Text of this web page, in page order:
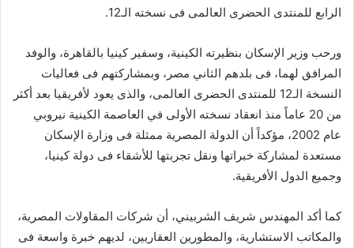
الرابع للمنتدى الحضرى العالمى فى نسخته الـ12.
ورحب وزير الإسكان بنظيرته الكينية، وسفير كينيا بالقاهرة، والوفد
المرافق لهما، فى بلدهم الثاني مصر، وبمشاركتهم فى فعاليات
النسخة الـ12 للمنتدى الحضرى العالمى، والذى يعود لأفريقيا بعد أكثر
من 20 عاماً منذ انعقاد نسخته الأولى في العاصمة الكينية نيروبي
عام 2002، مؤكداً أن الدولة المصرية ممثلة فى وزارة الإسكان
مستعدة لمشاركة خبراتها ونقل تجربتها للأشقاء فى دولة كينيا،
وجميع الدول الأفريقية.
كما أكد المهندس شريف الشربيني، أن شركات المقاولات المصرية،
والمكاتب الاستشارية، والمطورين العقاريين، لديهم خبرة واسعة فى